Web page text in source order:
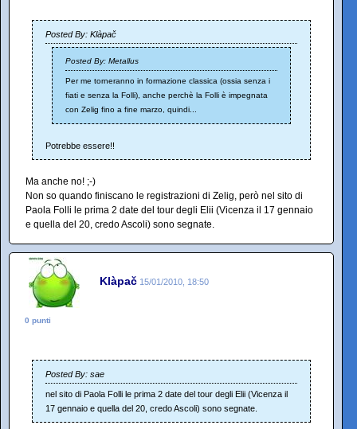
Posted By: Klàpač
Posted By: Metallus
Per me torneranno in formazione classica (ossia senza i
fiati e senza la Folli), anche perchè la Folli è impegnata
con Zelig fino a fine marzo, quindi...
Potrebbe essere!!
Ma anche no! ;-)
Non so quando finiscano le registrazioni di Zelig, però nel sito di
Paola Folli le prima 2 date del tour degli Elii (Vicenza il 17 gennaio
e quella del 20, credo Ascoli) sono segnate.
Klàpač 15/01/2010, 18:50
0 punti
Posted By: sae
nel sito di Paola Folli le prima 2 date del tour degli Elii (Vicenza il
17 gennaio e quella del 20, credo Ascoli) sono segnate.